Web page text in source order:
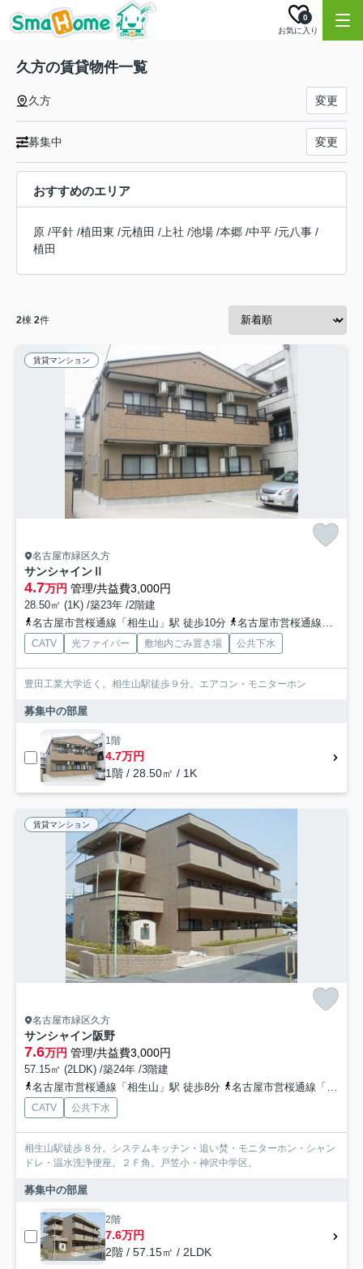
お気に入り
0
久方の賃貸物件一覧
久方 変更
募集中 変更
おすすめのエリア
原 /平針 /植田東 /元植田 / 上社 /池場 /本郷 /中平 /元八事 /
植田
2棟 2件
賃貸マンション
名古屋市緑区久方
サンシャインⅡ
4.7万円 管理/共益費3,000円
28.50㎡ (1K) /築23年 /2階建
名古屋市営桜通線「相生山」駅 徒歩10分
名古屋市営桜通線「神沢」駅 徒歩12分
CATV 光ファイバー 敷地内ごみ置き場 公共下水
豊田工業大学近く。相生山駅徒歩９分。エアコン・モニターホン
募集中の部屋
1階
4.7万円
1階 / 28.50㎡ / 1K
賃貸マンション
名古屋市緑区久方
サンシャイン阪野
7.6万円 管理/共益費3,000円
57.15㎡ (2LDK) /築24年 /3階建
名古屋市営桜通線「相生山」駅 徒歩8分
名古屋市営桜通線「神沢」駅 徒歩12分
CATV 公共下水
相生山駅徒歩８分。システムキッチン・追い焚・モニターホン・シャン
ドレ・温水洗浄便座。２Ｆ角。戸笠小・神沢中学区。
募集中の部屋
2階
7.6万円
2階 / 57.15㎡ / 2LDK